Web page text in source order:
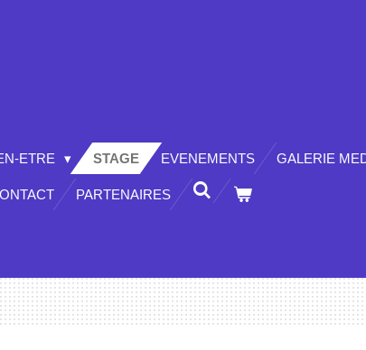
ETRE STAGE EVENEMENTS GALERIE
PARTENAIRES